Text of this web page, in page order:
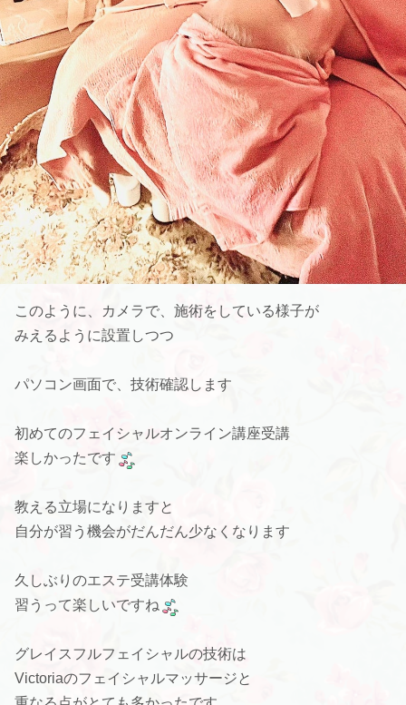
このように、カメラで、施術をしている様子が
みえるように設置しつつ
パソコン画面で、技術確認します
初めてのフェイシャルオンライン講座受講
楽しかったです
教える立場になりますと
自分が習う機会がだんだん少なくなります
久しぶりのエステ受講体験
習うって楽しいですね
グレイスフルフェイシャルの技術は
Victoriaのフェイシャルマッサージと